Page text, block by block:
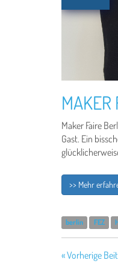
MAKER
Maker Faire
Gast. Ein
>> Mehr
berlin FEZ
« Vorherige